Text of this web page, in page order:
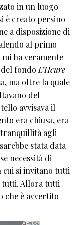
in un luogo
è creato persino
a disposizione di
al primo
mi ha veramente
fondo L’Heure
ma oltre la quale
del
avvisava il
era chiusa, era
agli
stata data
necessità di
cui si invitano tutti
tutti. Allora tutti
che è avvertito